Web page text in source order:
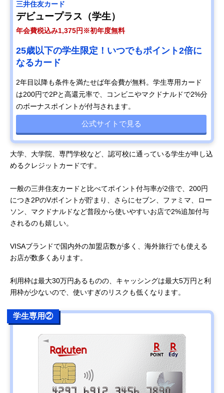
三井住友カード
デビュープラス（学生）
年会費税込み1,375円※初年度無料
25歳以下の学生限定！いつでもポイント2倍に
なるカード
2年目以降も条件を満たせば年会費が無料。学生専用カード
は200円で2Pと高還元率で、コンビニやマクドナルドで2%分
のボーナスポイントが付与されます。
公式サイトで見る
大学、大学院、専門学校など、認可校に通っている学生が申し込
めるクレジットカードです。
一般の三井住友カードと比べてポイント付与率が2倍で、200円
につき2PのVポイントが貯まり、さらにセブン、ファミマ、ロー
ソン、マクドナルドなど普段から使いやすいお店で2%追加付与
されるのも嬉しい。
VISAブランドで国内外の加盟店数が多く、海外旅行でも使える
お店が数多くあります。
利用枠は最大30万円あるものの、キャッシングは最大5万円と利
用枠が少ないので、使いすぎのリスクも低くなります。
学生専用②